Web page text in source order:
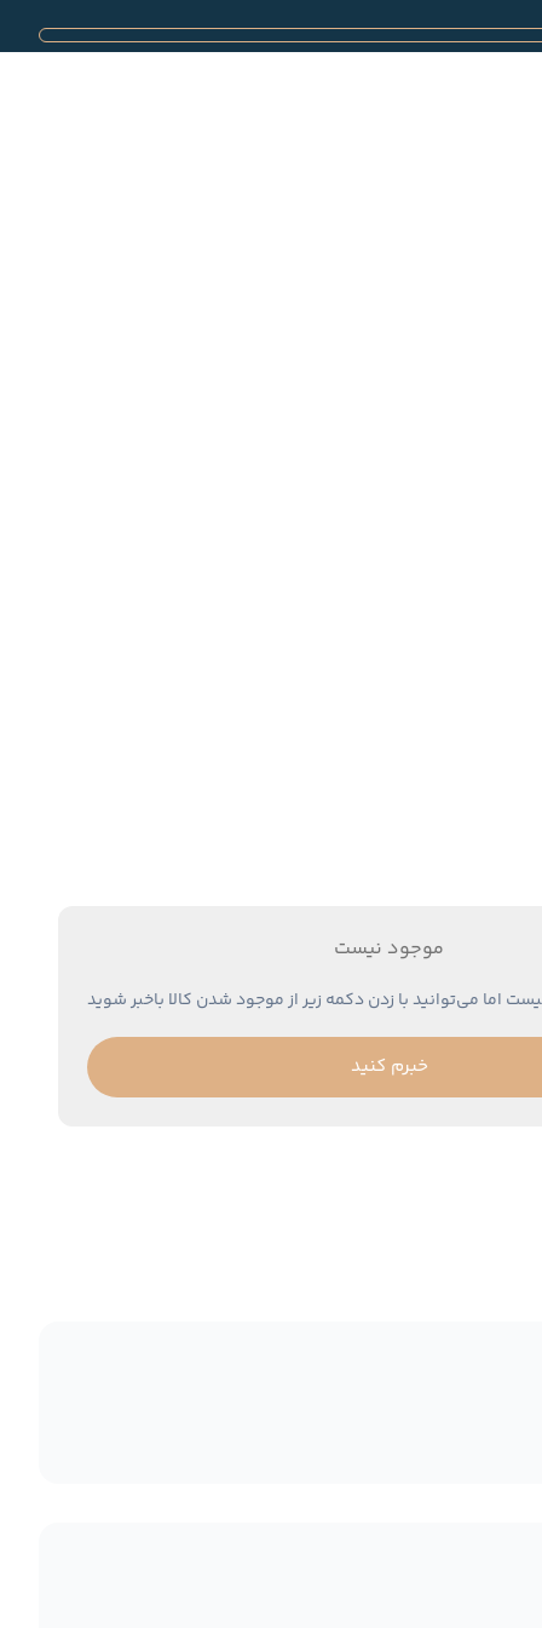
موجود نیست
اما می‌توانید با زدن دکمه زیر از موجود شدن کالا باخبر شوید
خبرم کنید